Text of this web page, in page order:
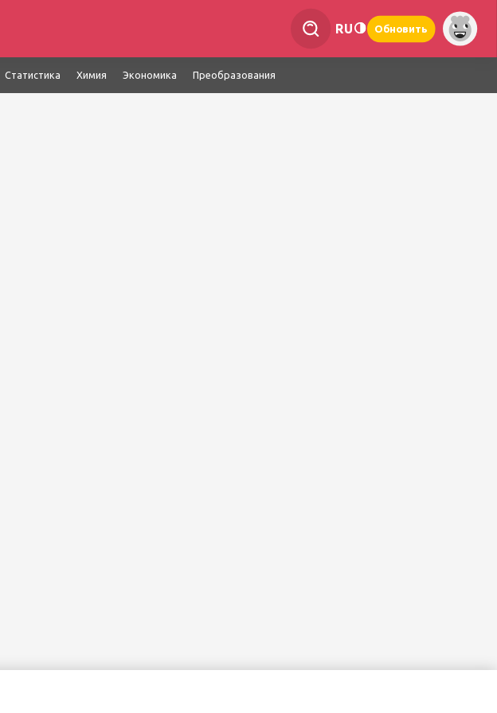
RU Обновить
Статистика Химия Экономика Преобразования